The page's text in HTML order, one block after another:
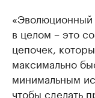
«Эволюционный
в целом – это
цепочек,
максимально
минимальным
чтобы сделать